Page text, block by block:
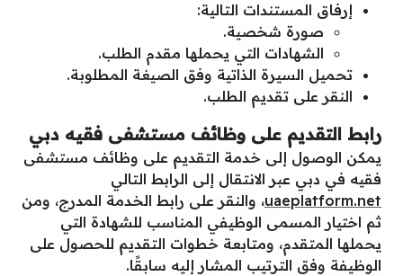
إرفاق المستندات التالية:
صورة شخصية.
الشهادات التي يحملها مقدم الطلب.
تحميل السيرة الذاتية وفق الصيغة المطلوبة.
النقر على تقديم الطلب.
رابط التقديم على وظائف مستشفى فقيه دبي
يمكن الوصول إلى خدمة التقديم على وظائف مستشفى
فقيه في دبي عبر الانتقال إلى الرابط التالي
uaeplatform.net، والنقر على رابط الخدمة المدرج، ومن
ثم اختيار المسمى الوظيفي المناسب للشهادة التي
يحملها المتقدم، ومتابعة خطوات التقديم للحصول على
الوظيفة وفق الترتيب المشار إليه سابقًا.